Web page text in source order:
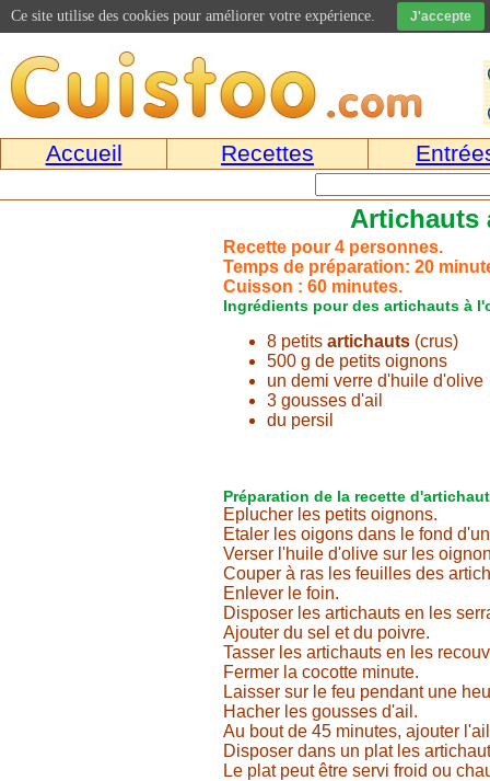
Accueil Recettes
Artichauts
Recette pour 4 personnes.
Temps de préparation: 20
Cuisson : 60 minutes.
Ingrédients pour des artichauts à
8 petits artichauts (crus)
500 g de petits oignons
un demi verre d'huile d'olive
3 gousses d'ail
du persil
Préparation de la recette
Eplucher les petits oignons.
Etaler les oigons dans le fond
Verser l'huile d'olive sur les
Couper à ras les feuilles des
Enlever le foin.
Disposer les artichauts en les
Ajouter du sel et du poivre.
Tasser les artichauts en les
Fermer la cocotte minute.
Laisser sur le feu pendant une
Hacher les gousses d'ail.
Au bout de 45 minutes, ajouter
Disposer dans un plat les
Le plat peut être servi froid ou
Ce site utilise des cookies pour améliorer votre expérience. J'accepte